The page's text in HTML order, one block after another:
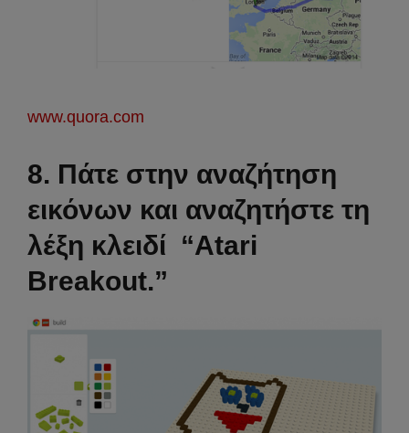
www.quora.com
8. Πάτε στην αναζήτηση
εικόνων και αναζητήστε τη
λέξη κλειδί “Atari
Breakout.”